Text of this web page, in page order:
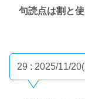
句読点は割と使
29 : 2025/11/